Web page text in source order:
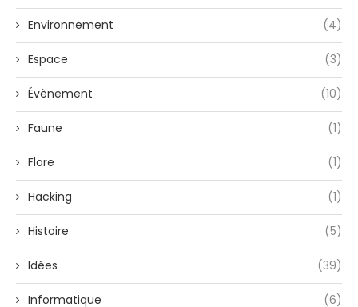
Environnement (4)
Espace (3)
Évènement (10)
Faune (1)
Flore (1)
Hacking (1)
Histoire (5)
Idées (39)
Informatique (6)